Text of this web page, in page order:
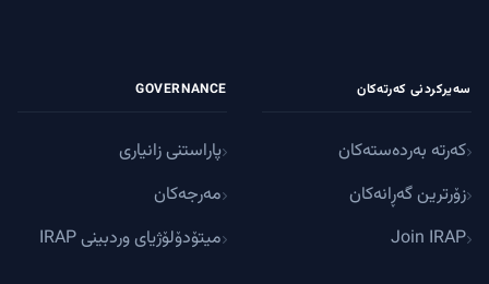
سەیرکردنی کەرتەکان
کەرتە بەردەستەکان
زۆرترین گەڕانەکان
Join IRAP
GOVERNANCE
پاراستنی زانیاری
مەرجەکان
میتۆدۆلۆژیای وردبینی IRAP